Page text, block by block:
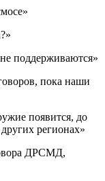
поддерживаются»
пока наши
появится, до
регионах»
ДРСМД,